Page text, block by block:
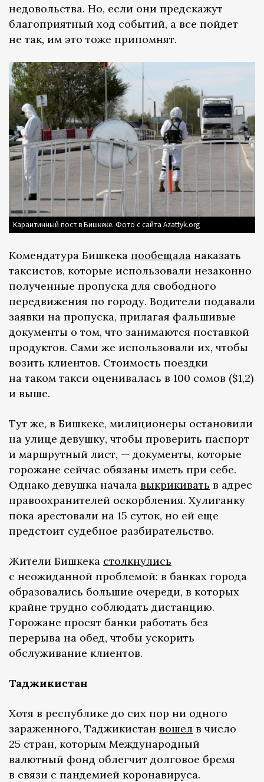
недовольства. Но, если они предскажут
благоприятный ход событий, а все пойдет
не так, им это тоже припомнят.
Карантинный пост в Бишкеке. Фото с сайта Azattyk.org
Комендатура Бишкека пообещала наказать
таксистов, которые использовали незаконно
полученные пропуска для свободного
передвижения по городу. Водители подавали
заявки на пропуска, прилагая фальшивые
документы о том, что занимаются поставкой
продуктов. Сами же использовали их, чтобы
возить клиентов. Стоимость поездки
на таком такси оценивалась в 100 сомов ($1,2)
и выше.
Тут же, в Бишкеке, милиционеры остановили
на улице девушку, чтобы проверить паспорт
и маршрутный лист, — документы, которые
горожане сейчас обязаны иметь при себе.
Однако девушка начала выкрикивать в адрес
правоохранителей оскорбления. Хулиганку
пока арестовали на 15 суток, но ей еще
предстоит судебное разбирательство.
Жители Бишкека столкнулись
с неожиданной проблемой: в банках города
образовались большие очереди, в которых
крайне трудно соблюдать дистанцию.
Горожане просят банки работать без
перерыва на обед, чтобы ускорить
обслуживание клиентов.
Таджикистан
Хотя в республике до сих пор ни одного
зараженного, Таджикистан вошел в число
25 стран, которым Международный
валютный фонд облегчит долговое бремя
в связи с пандемией коронавируса.